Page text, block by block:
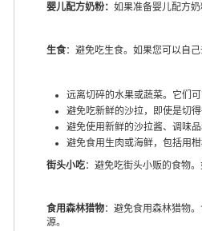
婴儿配方奶粉： 如果准备婴儿配方奶
生食：避免吃生食。如果您可以自
远离切碎的水果或蔬菜。它们
避免吃新鲜的沙拉，即使是切
避免使用新鲜的沙拉酱、调味
避免食用生肉或海鲜，包括用
街头小吃：避免吃街头小贩的食物
食用森林猎物：避免食用森林猎物
源。